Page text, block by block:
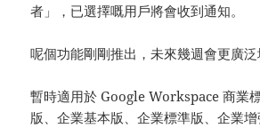
者」，已選擇嘅用戶將會收到通知。
呢個功能剛剛推出，未來幾週會更廣泛
暫時適用於 Google Workspace 商業
版、企業基本版、企業標準版、企業